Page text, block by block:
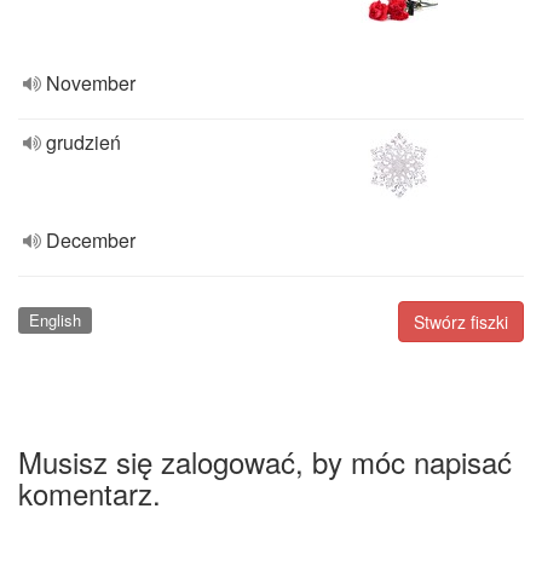
November
grudzień
December
Stwórz fiszki
English
Musisz się zalogować, by móc napisać
komentarz.